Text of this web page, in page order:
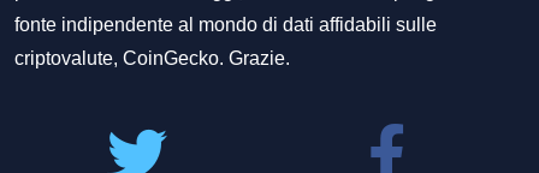
fonte indipendente al mondo di dati affidabili sulle
criptovalute, CoinGecko. Grazie.